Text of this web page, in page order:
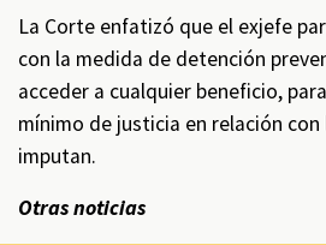
La Corte enfatizó que el exjefe
con la medida de detención
acceder a cualquier beneficio,
mínimo de justicia en relación
imputan.
Otras noticias